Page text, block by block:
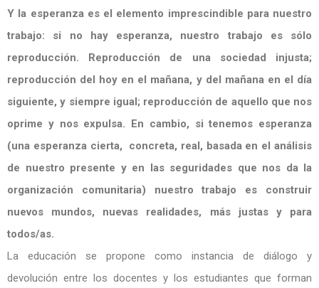
Y la esperanza es el elemento imprescindible para nuestro
trabajo: si no hay esperanza, nuestro trabajo es sólo
reproducción. Reproducción de una sociedad injusta;
reproducción del hoy en el mañana, y del mañana en el día
siguiente, y siempre igual; reproducción de aquello que nos
oprime y nos expulsa. En cambio, si tenemos esperanza
(una esperanza cierta,
concreta, real, basada en el análisis
de nuestro presente y en las seguridades que nos da la
organización comunitaria) nuestro trabajo es construir
nuevos mundos, nuevas realidades, más justas y para
todos/as.
La educación se propone como instancia de diálogo y
devolución entre los docentes y los estudiantes que forman